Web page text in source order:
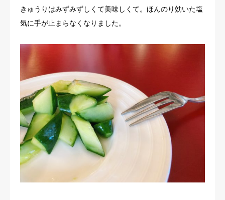
きゅうりはみずみずしくて美味しくて。ほんのり効いた塩
気に手が止まらなくなりました。